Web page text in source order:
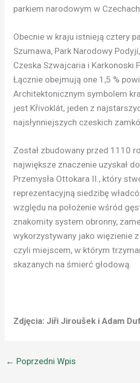
parkiem narodowym w Czechach.
Obecnie w kraju istnieją cztery
Szumawa, Park Narodowy
Czeska Szwajcaria i Karkonoski
Łącznie obejmują one 1,5 %
Architektonicznym symbolem
jest Křivoklát, jeden z
najsłynniejszych czeskich
Został zbudowany przed 1110
największe znaczenie uzyskał
Przemysła Ottokara II., który
reprezentacyjną siedzibę
względu na położenie wśród
znakomity system obronny,
wykorzystywany jako więzienie
czyli miejscem, w którym
skazanych na śmierć głodową.
Zdjęcia: Jiři Jiroušek i Adam
← Poprzedni Wpis